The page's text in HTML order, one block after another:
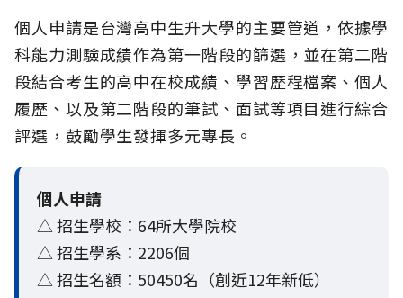
個人申請是台灣高中生升大學的主要管道，依據學
科能力測驗成績作為第一階段的篩選，並在第二階
段結合考生的高中在校成績、學習歷程檔案、個人
履歷、以及第二階段的筆試、面試等項目進行綜合
評選，鼓勵學生發揮多元專長。
個人申請
△ 招生學校：64所大學院校
△ 招生學系：2206個
△ 招生名額：50450名（創近12年新低）